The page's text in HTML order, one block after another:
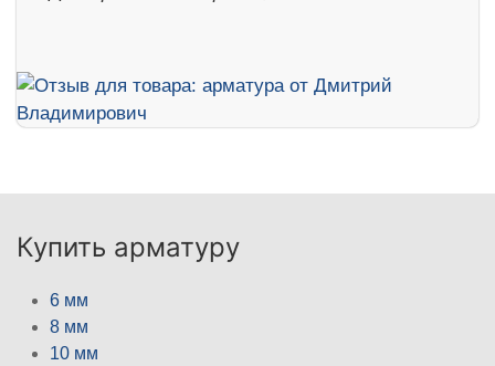
Купить арматуру
6 мм
8 мм
10 мм